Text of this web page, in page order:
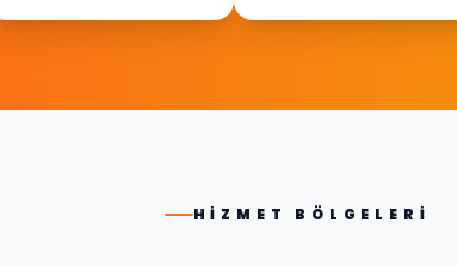
HIZMET BÖLGELERI